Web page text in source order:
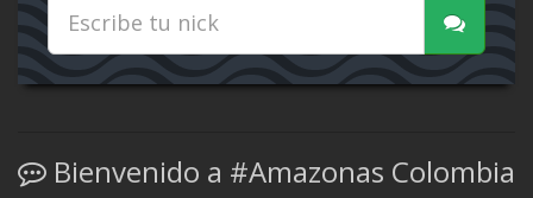
Bienvenido a #Amazonas Colombia